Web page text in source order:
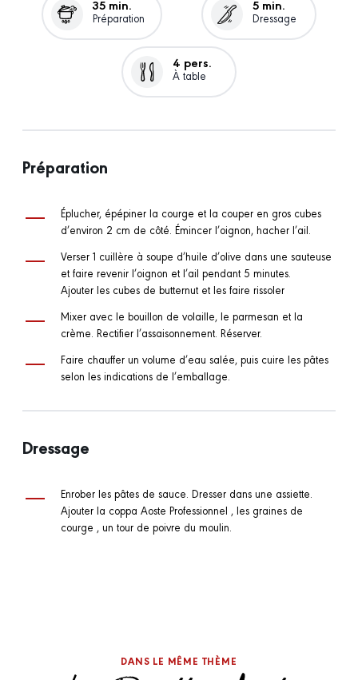
35 min.
Préparation
5 min.
Dressage
4 pers.
À table
Préparation
Éplucher, épépiner la courge et la couper en gros cubes
d’environ 2 cm de côté. Émincer l’oignon, hacher l’ail.
Verser 1 cuillère à soupe d’huile d’olive dans une sauteuse
et faire revenir l’oignon et l’ail pendant 5 minutes.
Ajouter les cubes de butternut et les faire rissoler
Mixer avec le bouillon de volaille, le parmesan et la
crème. Rectifier l’assaisonnement. Réserver.
Faire chauffer un volume d’eau salée, puis cuire les pâtes
selon les indications de l’emballage.
Dressage
Enrober les pâtes de sauce. Dresser dans une assiette.
Ajouter la coppa Aoste Professionnel , les graines de
courge , un tour de poivre du moulin.
DANS LE MÊME THÈME